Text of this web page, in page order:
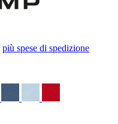
più spese di spedizione